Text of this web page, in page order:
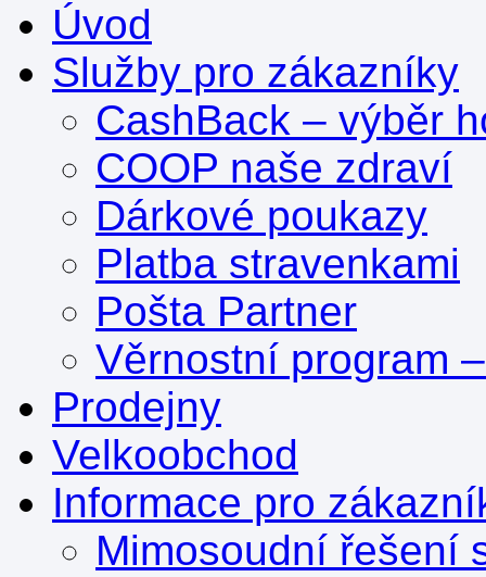
Úvod
Služby pro zákazníky
CashBack – výběr
COOP naše zdraví
Dárkové poukazy
Platba stravenkami
Pošta Partner
Věrnostní program
Prodejny
Velkoobchod
Informace pro
Mimosoudní řešení